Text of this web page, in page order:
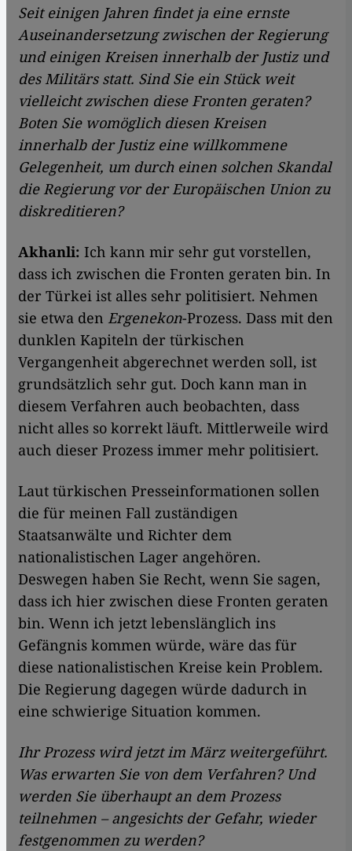
Seit einigen Jahren findet ja eine ernste
Auseinandersetzung zwischen der Regierung
und einigen Kreisen innerhalb der Justiz und
des Militärs statt. Sind Sie ein Stück weit
vielleicht zwischen diese Fronten geraten?
Boten Sie womöglich diesen Kreisen
innerhalb der Justiz eine willkommene
Gelegenheit, um durch einen solchen Skandal
die Regierung vor der Europäischen Union zu
diskreditieren?
Akhanli: Ich kann mir sehr gut vorstellen,
dass ich zwischen die Fronten geraten bin. In
der Türkei ist alles sehr politisiert. Nehmen
sie etwa den Ergenekon-Prozess. Dass mit den
dunklen Kapiteln der türkischen
Vergangenheit abgerechnet werden soll, ist
grundsätzlich sehr gut. Doch kann man in
diesem Verfahren auch beobachten, dass
nicht alles so korrekt läuft. Mittlerweile wird
auch dieser Prozess immer mehr politisiert.
Laut türkischen Presseinformationen sollen
die für meinen Fall zuständigen
Staatsanwälte und Richter dem
nationalistischen Lager angehören.
Deswegen haben Sie Recht, wenn Sie sagen,
dass ich hier zwischen diese Fronten geraten
bin. Wenn ich jetzt lebenslänglich ins
Gefängnis kommen würde, wäre das für
diese nationalistischen Kreise kein Problem.
Die Regierung dagegen würde dadurch in
eine schwierige Situation kommen.
Ihr Prozess wird jetzt im März weitergeführt.
Was erwarten Sie von dem Verfahren? Und
werden Sie überhaupt an dem Prozess
teilnehmen – angesichts der Gefahr, wieder
festgenommen zu werden?